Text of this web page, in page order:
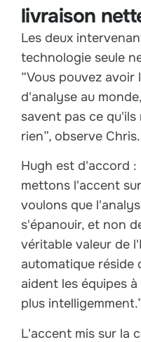
livraison
Les deux
technologie seule
“Vous pouvez avoir
d'analyse au
savent pas ce
rien”, observe Chris.
Hugh est d'accord :
mettons l'accent
voulons que
s'épanouir, et non
véritable valeur de
automatique réside
aident les équipes
plus
L'accent mis sur la